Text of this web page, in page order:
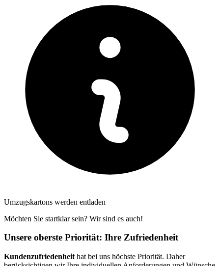
Umzugskartons werden entladen
Möchten Sie startklar sein? Wir sind es auch!
Unsere oberste Priorität: Ihre Zufriedenheit
Kundenzufriedenheit hat bei uns höchste Priorität. Daher